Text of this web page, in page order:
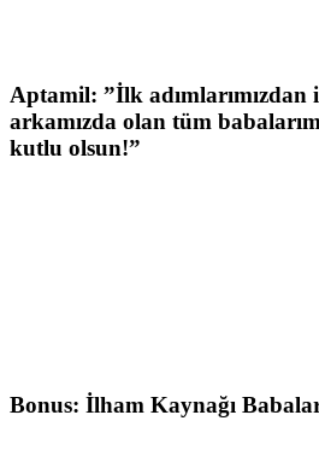
Aptamil: ”İlk adımlarımızdan
arkamızda olan tüm
kutlu olsun!”
Bonus: İlham Kaynağı